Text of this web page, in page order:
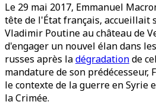
Le 29 mai 2017, Emmanuel
tête de l'État français, accueillait
Vladimir Poutine au château de
d'engager un nouvel élan dans
russes après ladégradationde
mandature de son prédécesseur,
le contexte de la guerre en Syrie
la Crimée.